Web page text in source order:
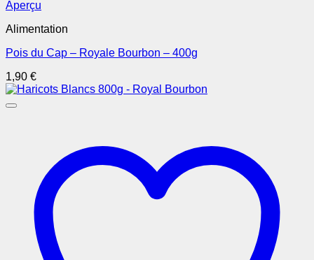
Aperçu
Alimentation
Pois du Cap – Royale Bourbon – 400g
1,90 €